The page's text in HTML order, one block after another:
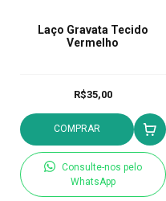
Laço Gravata Tecido
Vermelho
R$35,00
COMPRAR
Consulte-nos pelo
WhatsApp